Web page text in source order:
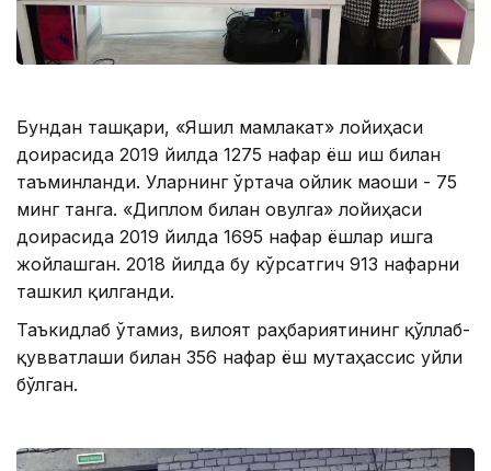
Бундан ташқари, «Яшил мамлакат» лойиҳаси
доирасида 2019 йилда 1275 нафар ёш иш билан
таъминланди. Уларнинг ўртача ойлик маоши - 75
минг танга. «Диплом билан овулга» лойиҳаси
доирасида 2019 йилда 1695 нафар ёшлар ишга
жойлашган. 2018 йилда бу кўрсатгич 913 нафарни
ташкил қилганди.
Таъкидлаб ўтамиз, вилоят раҳбариятининг қўллаб-
қувватлаши билан 356 нафар ёш мутаҳассис уйли
бўлган.